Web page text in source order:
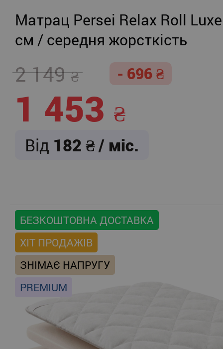
Матрац Persei Relax Roll
см / середня жорсткість
2 149 - 696
1 453
Від 182 / міс.
БЕЗКОШТОВНА ДОСТАВКА
ХІТ ПРОДАЖІВ
ЗНІМАЄ НАПРУГУ
PREMIUM